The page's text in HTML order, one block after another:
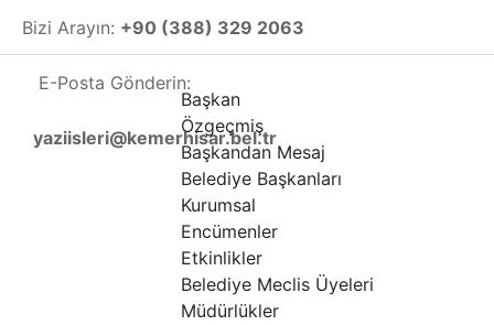
Bizi Arayın: +90 (388) 329 2063
E-Posta Gönderin:
yaziisleri@kemerhisar.bel.tr
Başkan
Özgeçmiş
Başkandan Mesaj
Belediye Başkanları
Kurumsal
Encümenler
Etkinlikler
Belediye Meclis Üyeleri
Müdürlükler